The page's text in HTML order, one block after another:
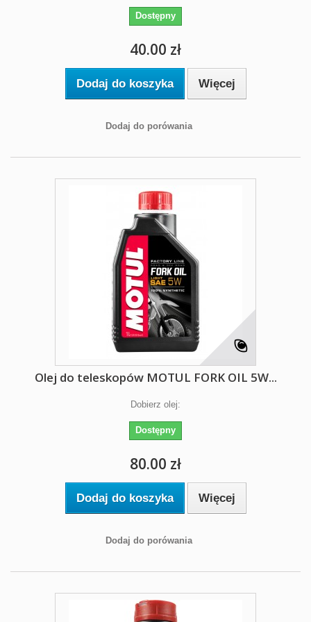
Dostępny
40.00 zł
Dodaj do koszyka Więcej
Dodaj do porówania
Olej do teleskopów MOTUL FORK OIL 5W...
Dobierz olej:
Dostępny
80.00 zł
Dodaj do koszyka Więcej
Dodaj do porówania